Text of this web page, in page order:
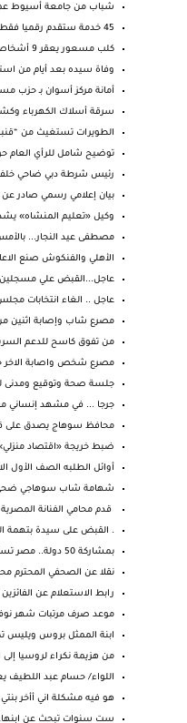
شباب من جامعة أسيوط
45 خدمة ستقدم رقميا فقط بنهاية العام
كلب مسعور يعقر 9 أشخاص بينهم أطفال بالكرور بأسوان
وفاة سيده بعد أيام من
أمانة مركز أسوان بـ حزب
سرقة أسلاك الكهرباء
الطويرات تستغيث من
توضيح شامل للرأي العام
رئيس شرطة دبي ضاحي
بيان إعلامي رسمي صادر عن
وكيل «تعليم المنشاه»
مصطفى عيد النجار...
الأهلي والفنكوش صنع
عاجل...القبض علي مسجلين
عاجل .. الغاء انتخابات مجلس النواب 2025
مصرع شاب وإصابة اثنين
من تفوق كاسح للدعم
مصرع شخص واصابة الاخر
جلسة صحة وتوقيع ومدنى
جرجا ... في مشهد إنساني
محافظ سوهاج يصدق على
ضبط خريجة «اقتصاد
أوائل الطلبه الصف الأول
شهامة شاب سوهاجي ضحى بنفسه لينقذ
قدم محامي الفنانة
. القبض على سيدة بتهمة
بمشاركة 50 دولة.. مصر تستضيف أكبر تجمع دفاعي في أف...
نقلا عن الصحفي المحترم
رابط الاستعلام عن
موعد صرف مرتبات شهر نوفمبر 2025 بعد قرار
ابنة الممثل بروس ويليس
من هزيمة نكراء لروسيا إلى
اللواء/ حسام عبد اللطيف
هو فيه مشكلة اني أأخر
ست سنوات تبحث عن